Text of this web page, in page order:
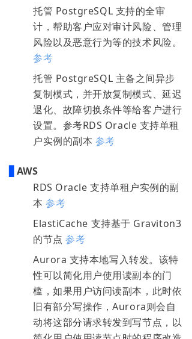
托管 PostgreSQL 支持的全审
计，帮助客户应对审计风险、管理
风险以及恶意行为等的技术风险。
参考
托管 PostgreSQL 主备之间异步
复制模式，并开放复制模式、延迟
退化、故障切换条件等给客户进行
设置。 参考RDS Oracle 支持单租
户实例的副本 参考
AWS
RDS Oracle 支持单租户实例的副
本参考
ElastiCache 支持基于 Graviton3
的节点参考
Aurora 支持本地写入转发。该特
性可以简化用户使用读副本的门
槛，如果用户访问读副本，此时依
旧有部分写操作，Aurora则会自
动将这部分请求转发到写节点，以